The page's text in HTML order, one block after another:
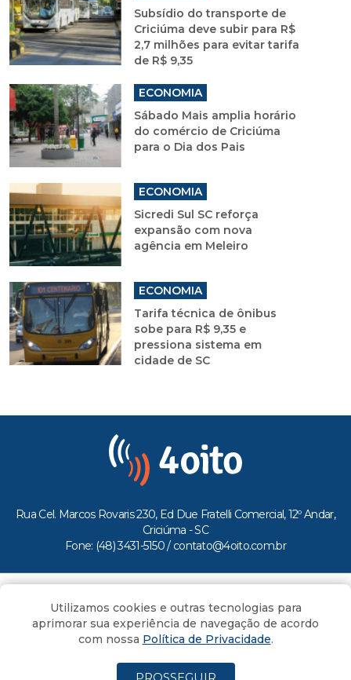
Subsídio do transporte de
Criciúma deve subir para R$
2,7 milhões para evitar tarifa
de R$ 9,35
ECONOMIA
Sábado Mais amplia horário
do comércio de Criciúma
para o Dia dos Pais
ECONOMIA
Sicredi Sul SC reforça
expansão com nova
agência em Meleiro
ECONOMIA
Tarifa técnica de ônibus
sobe para R$ 9,35 e
pressiona sistema em
cidade de SC
Rua Cel. Marcos Rovaris 230, Ed Due Fratelli Comercial, 12º Andar,
Criciúma - SC
Fone: (48) 3431-5150 / contato@4oito.com.br
Todos os direitos reservados ao Portal 4oito
Utilizamos cookies e outras tecnologias para
aprimorar sua experiência de navegação de acordo
com nossa Política de Privacidade.